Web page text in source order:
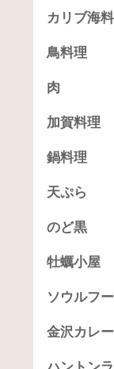
カリブ海
鳥料理
肉
加賀料理
鍋料理
天ぷら
のど黒
牡蠣小屋
ソウルフ
金沢カレー